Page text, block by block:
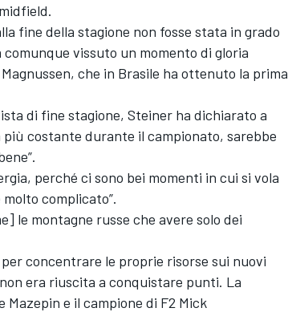
fine della stagione non fosse stata in grado
vissuto un momento di gloria
che in Brasile ha ottenuto la prima
di fine stagione, Steiner ha dichiarato a
costante durante il campionato, sarebbe
perché ci sono bei momenti in cui si vola
complicato”.
le montagne russe che avere solo dei
concentrare le proprie risorse sui nuovi
era riuscita a conquistare punti. La
e il campione di F2 Mick